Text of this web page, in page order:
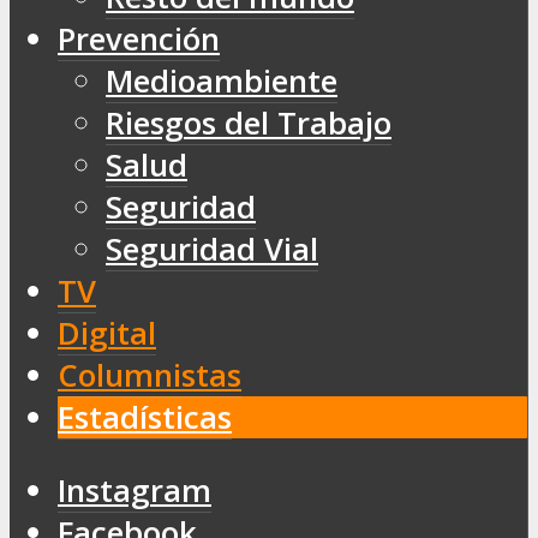
Prevención
Medioambiente
Riesgos del Trabajo
Salud
Seguridad
Seguridad Vial
TV
Digital
Columnistas
Estadísticas
Instagram